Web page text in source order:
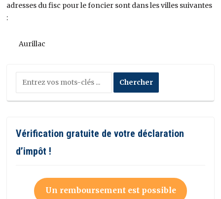
adresses du fisc pour le foncier sont dans les villes suivantes
:
Aurillac
Vérification gratuite de votre déclaration
d’impôt !
Un remboursement est possible